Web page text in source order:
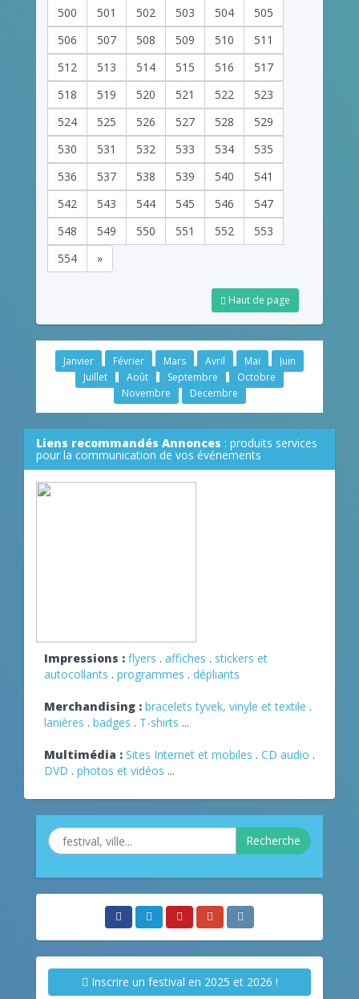
500 501 502 503 504
505
506
507 508 509 510
511
512
513 514 515 516
517
518
519 520 521 522
523
524
525 526 527 528
529
530
531 532 533 534
535
536
537 538 539 540
541
542
543 544 545 546
547
548
549 550 551 552
553
554
»
Haut de page
Janvier Février Mars Avril Mai
Juin
Juillet
Août Septembre
Octobre
Novembre
Decembre
Liens recommandés Annonces : produits services
pour la communication de vos événements
Impressions : flyers . affiches . stickers et
autocollants . programmes . dépliants
Merchandising : bracelets tyvek, vinyle et textile .
lanières . badges . T-shirts ...
Multimédia : Sites Internet et mobiles . CD audio .
DVD . photos et vidéos ...
Recherche
Inscrire un festival en 2025 et 2026 !